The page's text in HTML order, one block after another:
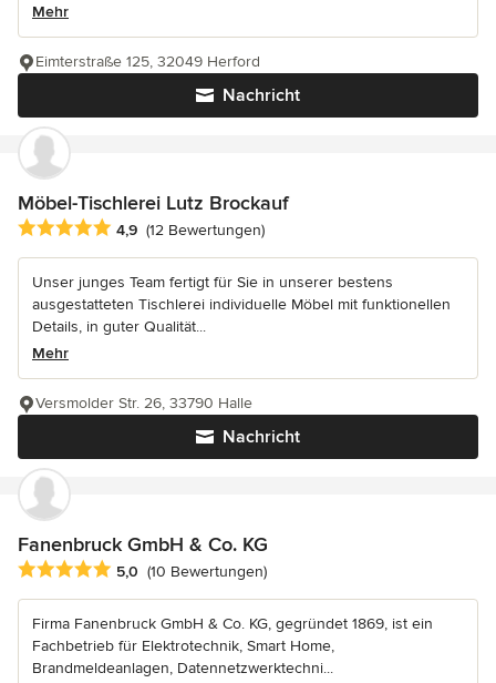
Mehr
Nachricht
Eimterstraße 125, 32049 Herford
Möbel-Tischlerei Lutz Brockauf
Durchschnittliche Bewertung: 4.9 von 5 Sternen
4,9 (12 Bewertungen)
Unser junges Team fertigt für Sie in unserer bestens
ausgestatteten Tischlerei individuelle Möbel mit funktionellen
Details, in guter Qualität...
Mehr
Nachricht
Versmolder Str. 26, 33790 Halle
Fanenbruck GmbH & Co. KG
Durchschnittliche Bewertung: 5 von 5 Sternen
5,0 (10 Bewertungen)
Firma Fanenbruck GmbH & Co. KG, gegründet 1869, ist ein
Fachbetrieb für Elektrotechnik, Smart Home,
Brandmeldeanlagen, Datennetzwerktechni...